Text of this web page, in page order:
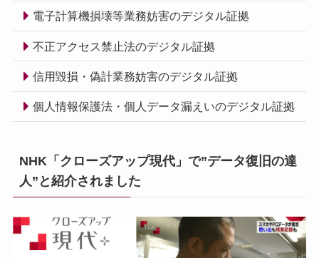
電子計算機損壊等業務妨害のデジタル証拠
不正アクセス禁止法のデジタル証拠
信用毀損・偽計業務妨害のデジタル証拠
個人情報保護法・個人データ漏えいのデジタル証拠
NHK「クローズアップ現代」で”データ復旧の達
人”と紹介されました